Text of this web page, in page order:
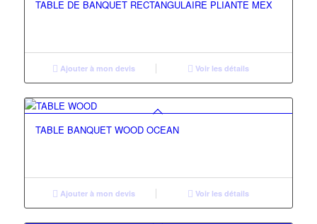
TABLE DE BANQUET RECTANGULAIRE PLIANTE MEX
Ajouter à mon devis Voir les détails
TABLE BANQUET WOOD OCEAN
Ajouter à mon devis Voir les détails